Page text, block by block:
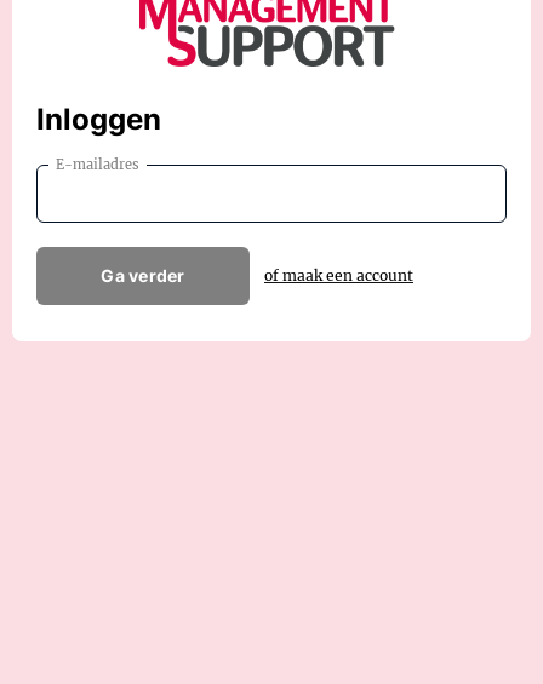
Inloggen
E-mailadres
Ga verder of maak een account